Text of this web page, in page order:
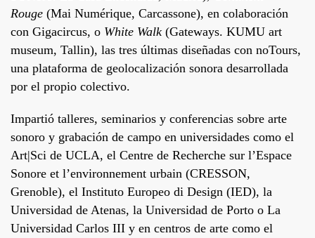
Rouge (Mai Numérique, Carcassone), en colaboración
con Gigacircus, o White Walk (Gateways. KUMU art
museum, Tallin), las tres últimas diseñadas con noTours,
una plataforma de geolocalización sonora desarrollada
por el propio colectivo.
Impartió talleres, seminarios y conferencias sobre arte
sonoro y grabación de campo en universidades como el
Art|Sci de UCLA, el Centre de Recherche sur l’Espace
Sonore et l’environnement urbain (CRESSON,
Grenoble), el Instituto Europeo di Design (IED), la
Universidad de Atenas, la Universidad de Porto o La
Universidad Carlos III y en centros de arte como el